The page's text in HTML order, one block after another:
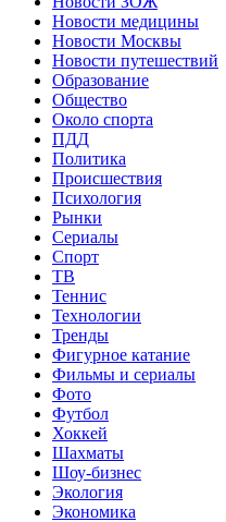
Новости медицины
Новости Москвы
Новости путешествий
Образование
Общество
Около спорта
ПДД
Политика
Происшествия
Психология
Рынки
Сериалы
Спорт
ТВ
Теннис
Технологии
Тренды
Фигурное катание
Фильмы и сериалы
Фото
Футбол
Хоккей
Шахматы
Шоу-бизнес
Экология
Экономика